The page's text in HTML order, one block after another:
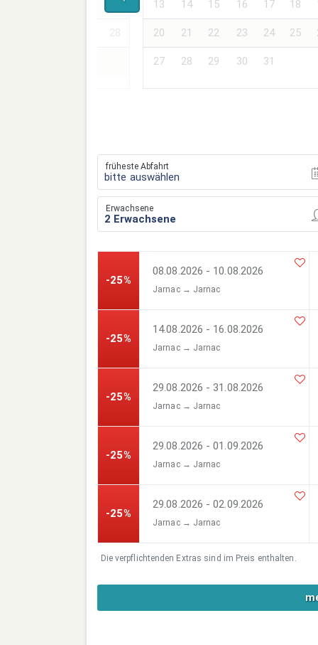
13 14 15 16 17 18
20 21 22 23 24 25
27 28 29 30 31
früheste Abfahrt
bitte auswählen
Erwachsene
-25%
08.08.2026 - 10.08.2026
Jarnac → Jarnac
-25%
14.08.2026 - 16.08.2026
Jarnac → Jarnac
-25%
29.08.2026 - 31.08.2026
Jarnac → Jarnac
-25%
29.08.2026 - 01.09.2026
Jarnac → Jarnac
-25%
29.08.2026 - 02.09.2026
Jarnac → Jarnac
Die verpflichtenden Extras sind im Preis enthalten.